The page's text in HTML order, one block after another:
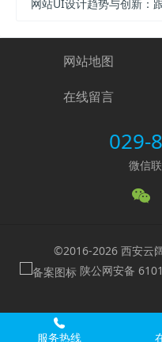
网站UI设计趋势与创新：
网站地图
在线留言
029-
微信
©2016-2026 西安云
陕公网安备
服务热线